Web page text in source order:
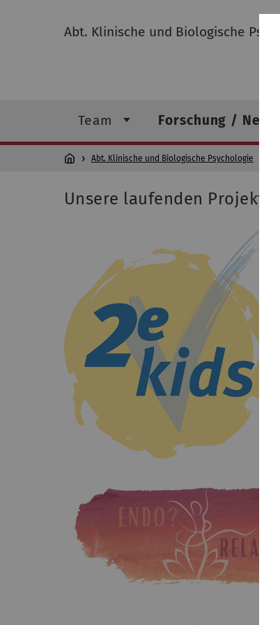
Abt. Klinische und Biologische
Team Forschung /
Abt. Klinische und Biologische Psychologie
Unsere laufenden